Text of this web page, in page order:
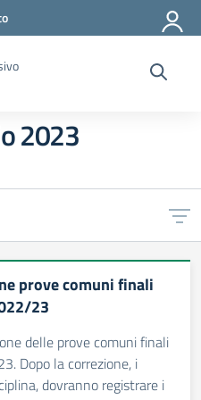
strumenti
2023
prove comuni finali
23
delle prove comuni finali
Dopo la correzione, i
dovranno registrare i